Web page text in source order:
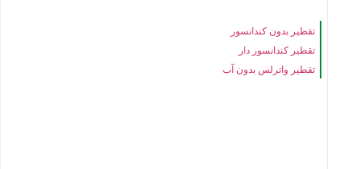
تقطیر بدون کندانسور
تقطیر کندانسور دار
تقطیر واترلس بدون آب